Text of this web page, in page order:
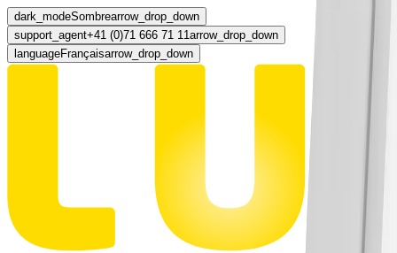
dark_modeSombrearrow_drop_down
support_agent+41 (0)71 666 71 11arrow_drop_down
languageFrançaisarrow_drop_down